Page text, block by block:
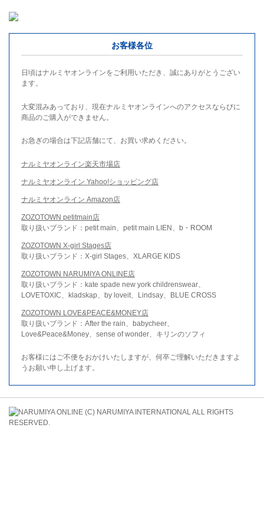
お客様各位
日頃はナルミヤオンラインをご利用いただき、誠にありがとうござい
ます。
大変混みあっており、現在ナルミヤオンラインへのアクセスならびに
商品のご購入ができません。
お急ぎの場合は下記店舗にて、お買い求めください。
ナルミヤオンライン楽天市場店
ナルミヤオンライン Yahoo!ショッピング店
ナルミヤオンライン Amazon店
ZOZOTOWN petitmain店
取り扱いブランド：petit main、petit main LIEN、b・ROOM
ZOZOTOWN X-girl Stages店
取り扱いブランド：X-girl Stages、XLARGE KIDS
ZOZOTOWN NARUMIYA ONLINE店
取り扱いブランド：kate spade new york childrenswear、
LOVETOXIC、kladskap、by loveit、Lindsay、BLUE CROSS
ZOZOTOWN LOVE&PEACE&MONEY店
取り扱いブランド：After the rain、babycheer、
Love&Peace&Money、sense of wonder、キリンのソフィ
お客様にはご不便をおかけいたしますが、何卒ご理解いただきますよ
うお願い申し上げます。